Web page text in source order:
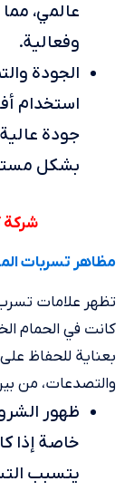
عالمي،
وفعالية.
الجودة
استخدام
جودة
بشكل
شركة
مظاهر تسربات
تظهر علامات
كانت في الحمام
بعناية للحفاظ
والتصدعات، من
ظهور
خاصة إذا
يتسبب